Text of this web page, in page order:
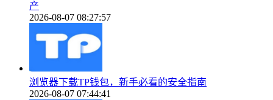
产
2026-08-07 08:27:57
浏览器下载TP钱包，新手必看的安全指南
2026-08-07 07:44:41